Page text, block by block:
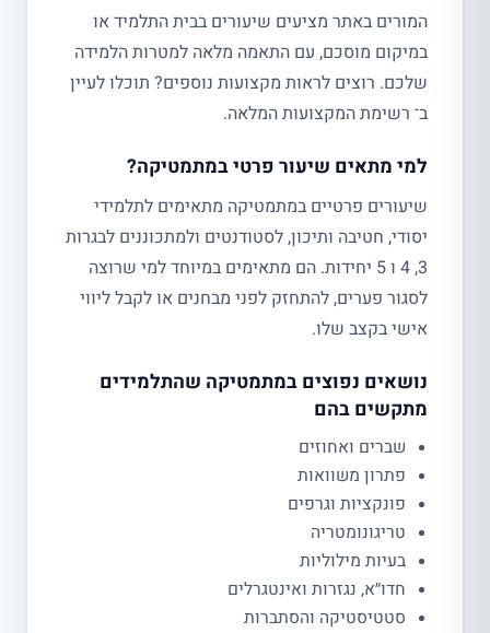
המורים באתר מציעים שיעורים בבית התלמיד או
במיקום מוסכם, עם התאמה מלאה למטרות הלמידה
שלכם. רוצים לראות מקצועות נוספים? תוכלו לעיין
ב־ רשימת המקצועות המלאה.
למי מתאים שיעור פרטי במתמטיקה?
שיעורים פרטיים במתמטיקה מתאימים לתלמידי
יסודי, חטיבה ותיכון, לסטודנטים ולמתכוננים לבגרות
3, 4 ו 5 יחידות. הם מתאימים במיוחד למי שרוצה
לסגור פערים, להתחזק לפני מבחנים או לקבל ליווי
אישי בקצב שלו.
נושאים נפוצים במתמטיקה שהתלמידים
מתקשים בהם
שברים ואחוזים
פתרון משוואות
פונקציות וגרפים
טריגונומטריה
בעיות מילוליות
חדו״א, נגזרות ואינטגרלים
סטטיסטיקה והסתברות